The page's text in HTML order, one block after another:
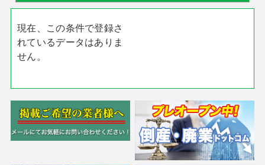
現在、この条件で登録さ
れているデータはありま
せん。